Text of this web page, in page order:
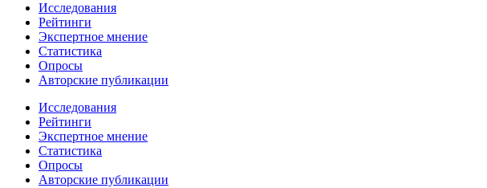
Исследования
Рейтинги
Экспертное мнение
Статистика
Опросы
Авторские публикации
Исследования
Рейтинги
Экспертное мнение
Статистика
Опросы
Авторские публикации